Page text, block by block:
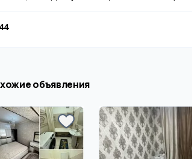
объявления